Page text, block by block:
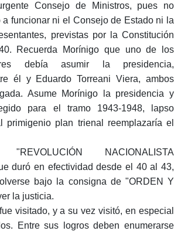
Consejo de Ministros, pues no
a funcionar ni el Consejo de Estado ni la
previstas por la Constitución
Recuerda Morínigo que uno de los
debía asumir la presidencia,
él y Eduardo Torreani Viera, ambos
Asume Morínigo la presidencia y
para el tramo 1943-1948, lapso
primigenio plan trienal reemplazaría el
NACIONALISTA
duró en efectividad desde el 40 al 43,
bajo la consigna de "ORDEN Y
la justicia.
visitado, y a su vez visitó, en especial
Entre sus logros deben enumerarse